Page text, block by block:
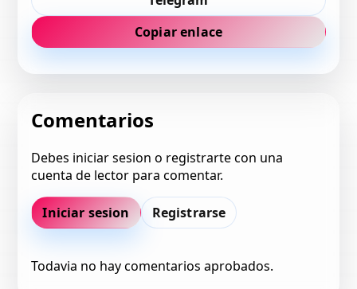
Copiar enlace
Comentarios
Debes iniciar sesion o registrarte con una
cuenta de lector para comentar.
Iniciar sesion Registrarse
Todavia no hay comentarios aprobados.